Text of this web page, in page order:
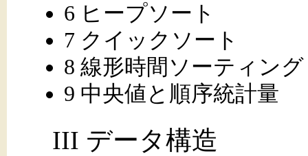
6 ヒープソート
7 クイックソート
8 線形時間ソーティング
9 中央値と順序統計量
III データ構造